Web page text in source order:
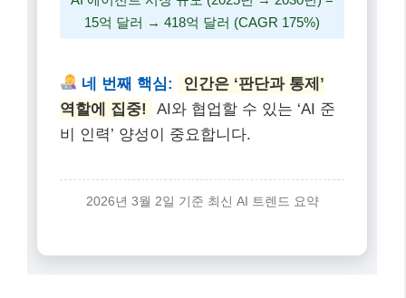
15억 달러 → 418억 달러 (CAGR 175%)
네 번째 핵심:
인간은 ‘판단과 통제’
역할에 집중!
AI와 협업할 수 있는 ‘AI 준
비 인력’ 양성이 중요합니다.
2026년 3월 2일 기준 최신 AI 트렌드 요약